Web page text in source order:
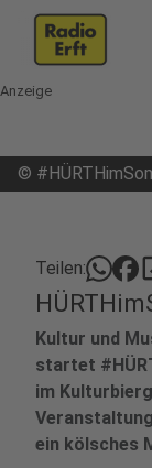
Anzeige
©
Teilen:
Kultur und
startet
im
ein kölsches